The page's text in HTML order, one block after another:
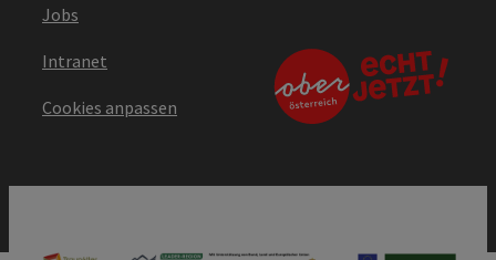
Jobs
Intranet
Cookies anpassen